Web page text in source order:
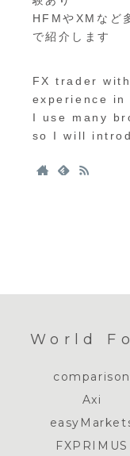
HFMやXMなど
で紹介します
FX trader
experience in
I use many
so I will
World
comparison
Axi
FXPRIMUS